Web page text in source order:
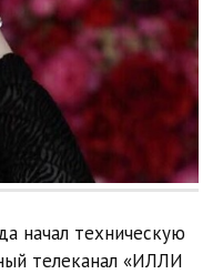
начал техническую
телеканал «ИЛЛИ